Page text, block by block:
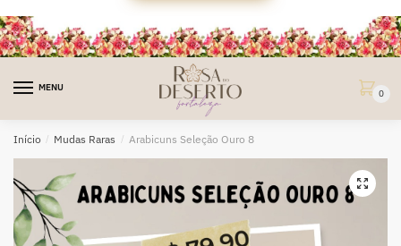
MENU
0
Início / Mudas Raras / Arabicuns Seleção Ouro 8
🔍